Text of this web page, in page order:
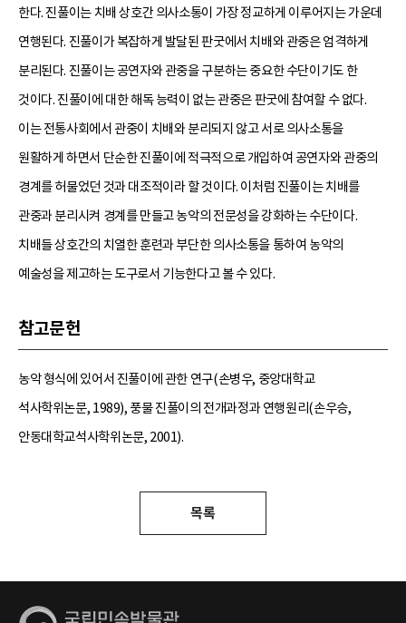
한다. 진풀이는 치배 상호간 의사소통이 가장 정교하게 이루어지는 가운데
연행된다. 진풀이가 복잡하게 발달된 판굿에서 치배와 관중은 엄격하게
분리된다. 진풀이는 공연자와 관중을 구분하는 중요한 수단이기도 한
것이다. 진풀이에 대한 해독 능력이 없는 관중은 판굿에 참여할 수 없다.
이는 전통사회에서 관중이 치배와 분리되지 않고 서로 의사소통을
원활하게 하면서 단순한 진풀이에 적극적으로 개입하여 공연자와 관중의
경계를 허물었던 것과 대조적이라 할 것이다. 이처럼 진풀이는 치배를
관중과 분리시켜 경계를 만들고 농악의 전문성을 강화하는 수단이다.
치배들 상호간의 치열한 훈련과 부단한 의사소통을 통하여 농악의
예술성을 제고하는 도구로서 기능한다고 볼 수 있다.
참고문헌
농악 형식에 있어서 진풀이에 관한 연구(손병우, 중앙대학교
석사학위논문, 1989), 풍물 진풀이의 전개과정과 연행원리(손우승,
안동대학교석사학위논문, 2001).
목록